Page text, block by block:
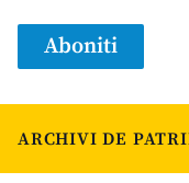
Aboniti
ARCHIVI DE